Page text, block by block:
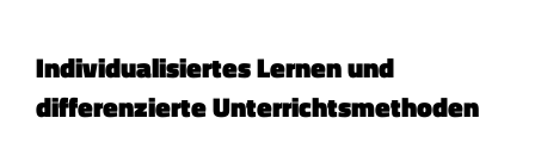
Individualisiertes Lernen und
differenzierte Unterrichtsmethoden